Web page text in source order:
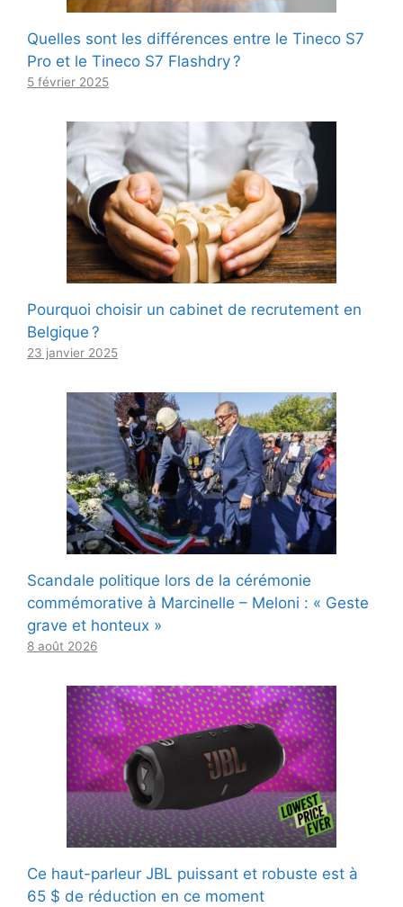
Quelles sont les différences entre le Tineco S7
Pro et le Tineco S7 Flashdry ?
5 février 2025
Pourquoi choisir un cabinet de recrutement en
Belgique ?
23 janvier 2025
Scandale politique lors de la cérémonie
commémorative à Marcinelle – Meloni : « Geste
grave et honteux »
8 août 2026
Ce haut-parleur JBL puissant et robuste est à
65 $ de réduction en ce moment